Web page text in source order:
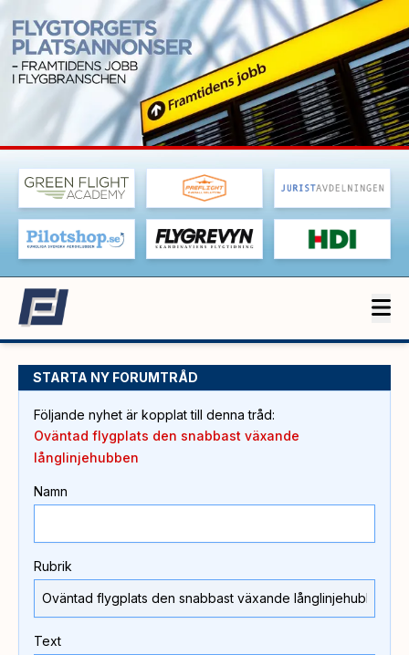
STARTA NY FORUMTRÅD
Följande nyhet är kopplat till denna tråd:
Oväntad flygplats den snabbast växande
långlinjehubben
Namn
Rubrik
Text